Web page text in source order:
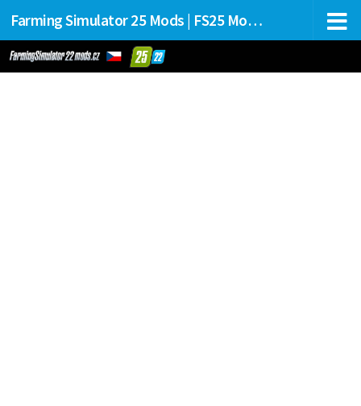
Farming Simulator 25 Mods | FS25 Mods Stahování